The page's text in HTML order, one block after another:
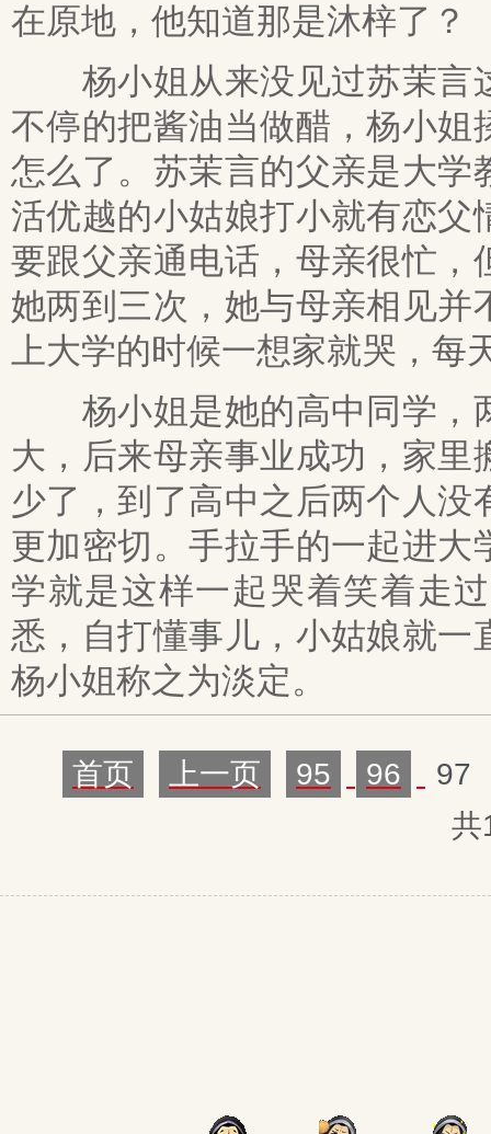
在原地，他知道那是沐梓了？
杨小姐从来没见过苏茉言
不停的把酱油当做醋，杨小
怎么了。苏茉言的父亲是大
活优越的小姑娘打小就有恋
要跟父亲通电话，母亲很忙
她两到三次，她与母亲相见
上大学的时候一想家就哭，每
杨小姐是她的高中同学，
大，后来母亲事业成功，家
少了，到了高中之后两个人
更加密切。手拉手的一起进
学就是这样一起哭着笑着走
悉，自打懂事儿，小姑娘就
杨小姐称之为淡定。
首页 上一页 95 96
97
共